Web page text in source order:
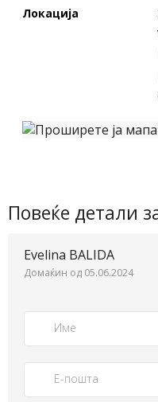
Локација
Повеќе детали
Evelina BALIDA
Домаќин од 05.06.2024